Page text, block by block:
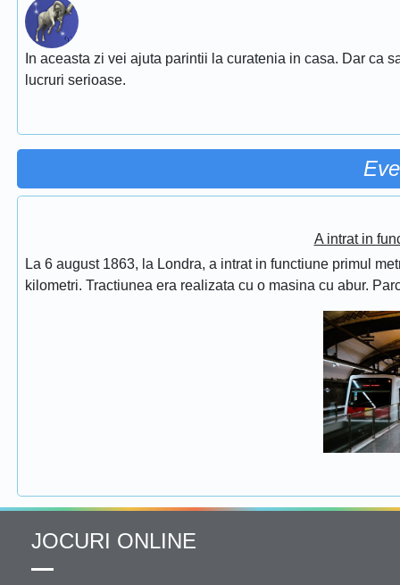
In aceasta zi vei ajuta parintii la curatenia in casa. Dar ca
lucruri serioase.
A intrat in
La 6 august 1863, la Londra, a intrat in functiune primul
kilometri. Tractiunea era realizata cu o masina cu abur.
JOCURI ONLINE